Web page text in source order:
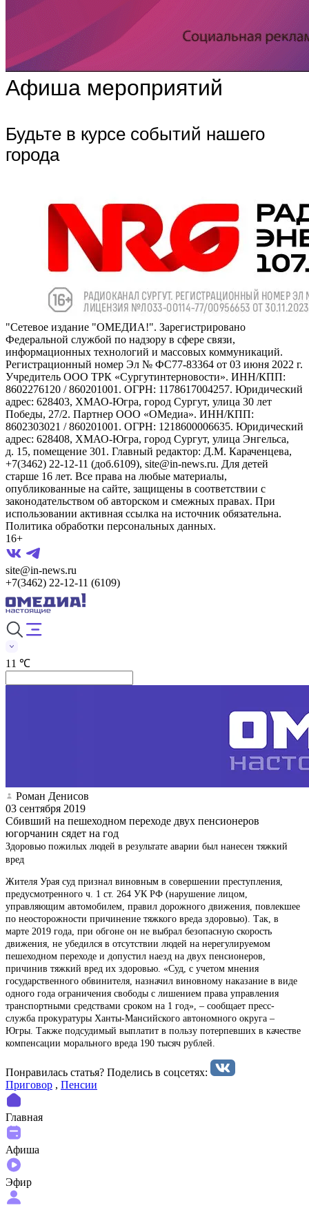
Афиша мероприятий
Будьте в курсе событий нашего
города
"Сетевое издание "ОМЕДИА!". Зарегистрировано
Федеральной службой по надзору в сфере связи,
информационных технологий и массовых коммуникаций.
Регистрационный номер Эл № ФС77-83364 от 03 июня 2022 г.
Учредитель ООО ТРК «Сургутинтерновости». ИНН/КПП:
8602276120 / 860201001. ОГРН: 1178617004257. Юридический
адрес: 628403, ХМАО-Югра, город Сургут, улица 30 лет
Победы, 27/2. Партнер ООО «ОМедиа». ИНН/КПП:
8602303021 / 860201001. ОГРН: 1218600006635. Юридический
адрес: 628408, ХМАО-Югра, город Сургут, улица Энгельса,
д. 15, помещение 301. Главный редактор: Д.М. Караченцева,
+7(3462) 22-12-11 (доб.6109), site@in-news.ru. Для детей
старше 16 лет. Все права на любые материалы,
опубликованные на сайте, защищены в соответствии с
законодательством об авторском и смежных правах. При
использовании активная ссылка на источник обязательна.
Политика обработки персональных данных.
16+
site@in-news.ru
+7(3462) 22-12-11 (6109)
11 ℃
Роман Денисов
03 сентября 2019
Сбивший на пешеходном переходе двух пенсионеров
югорчанин сядет на год
Здоровью пожилых людей в результате аварии был нанесен тяжкий
вред
Жителя Урая суд признал виновным в совершении преступления,
предусмотренного ч. 1 ст. 264 УК РФ (нарушение лицом,
управляющим автомобилем, правил дорожного движения, повлекшее
по неосторожности причинение тяжкого вреда здоровью). Так, в
марте 2019 года, при обгоне он не выбрал безопасную скорость
движения, не убедился в отсутствии людей на нерегулируемом
пешеходном переходе и допустил наезд на двух пенсионеров,
причинив тяжкий вред их здоровью. «Суд, с учетом мнения
государственного обвинителя, назначил виновному наказание в виде
одного года ограничения свободы с лишением права управления
транспортными средствами сроком на 1 год», – сообщает пресс-
служба прокуратуры Ханты-Мансийского автономного округа –
Югры. Также подсудимый выплатит в пользу потерпевших в качестве
компенсации морального вреда 190 тысяч рублей.
Понравилась статья? Поделиcь в соцсетях:
Приговор , Пенсии
Главная
Афиша
Эфир